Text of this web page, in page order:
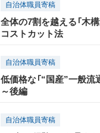
自治体職員寄稿
全体の7割を越える「木
コストカット法
自治体職員寄稿
低価格な「“国産”一般流
～後編
自治体職員寄稿